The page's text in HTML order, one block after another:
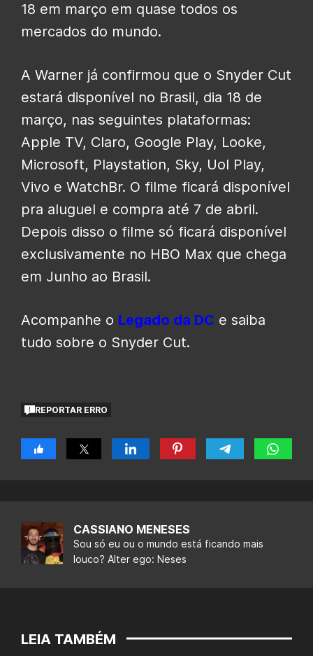
18 em março em quase todos os
mercados do mundo.
A Warner já confirmou que o Snyder Cut
estará disponível no Brasil, dia 18 de
março, nas seguintes plataformas:
Apple TV, Claro, Google Play, Looke,
Microsoft, Playstation, Sky, Uol Play,
Vivo e WatchBr. O filme ficará disponível
pra aluguel e compra até 7 de abril.
Depois disso o filme só ficará disponível
exclusivamente no HBO Max que chega
em Junho ao Brasil.
Acompanhe o Legado da DC e saiba
tudo sobre o Snyder Cut.
REPORTAR ERRO
CASSIANO MENESES
Sou só eu ou o mundo está ficando mais
louco? Alter ego: Neses
LEIA TAMBÉM